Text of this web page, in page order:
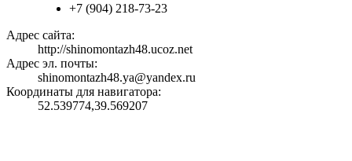
+7 (904) 218-73-23
Адрес сайта:
http://shinomontazh48.ucoz.net
Адрес эл. почты:
shinomontazh48.ya@yandex.ru
Координаты для навигатора:
52.539774,39.569207